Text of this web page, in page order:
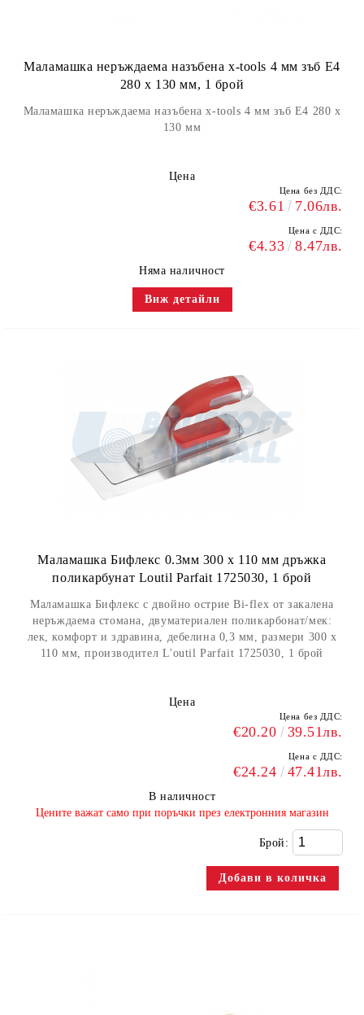
Маламашка неръждаема назъбена x-tools 4 мм зъб Е4
280 х 130 мм, 1 брой
Маламашка неръждаема назъбена x-tools 4 мм зъб Е4 280 х
130 мм
Цена
Цена без ДДС:
€3.61 7.06лв.
Цена с ДДС:
€4.33 8.47лв.
Няма наличност
Виж детайли
Маламашка Бифлекс 0.3мм 300 х 110 мм дръжка
поликарбунат Loutil Parfait 1725030, 1 брой
Маламашка Бифлекс с двойно острие Bi-flex от закалена
неръждаема стомана, двуматериален поликарбонат/мек:
лек, комфорт и здравина, дебелина 0,3 мм, размери 300 х
110 мм, производител L'outil Parfait 1725030, 1 брой
Цена
Цена без ДДС:
€20.20 39.51лв.
Цена с ДДС:
€24.24 47.41лв.
В наличност
​Цените важат само при поръчки през електронния магазин
Брой: